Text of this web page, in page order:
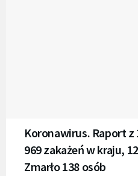
Koronawirus. Raport z
969 zakażeń w kraju,
Zmarło 138 osób